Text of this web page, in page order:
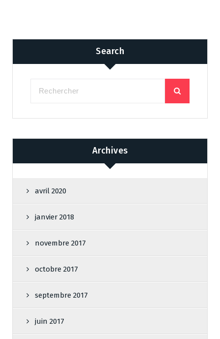
Search
Archives
avril 2020
janvier 2018
novembre 2017
octobre 2017
septembre 2017
juin 2017